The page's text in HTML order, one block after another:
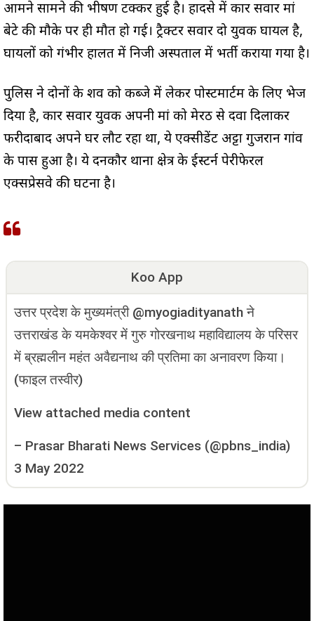
आमने सामने की भीषण टक्कर हुई है। हादसे में कार सवार मां
बेटे की मौके पर ही मौत हो गई। ट्रैक्टर सवार दो युवक घायल है,
घायलों को गंभीर हालत में निजी अस्पताल में भर्ती कराया गया है।
पुलिस ने दोनों के शव को कब्जे में लेकर पोस्टमार्टम के लिए भेज
दिया है, कार सवार युवक अपनी मां को मेरठ से दवा दिलाकर
फरीदाबाद अपने घर लौट रहा था, ये एक्सीडेंट अट्टा गुजरान गांव
के पास हुआ है। ये दनकौर थाना क्षेत्र के ईस्टर्न पेरीफेरल
एक्सप्रेसवे की घटना है।
Koo App
उत्तर प्रदेश के मुख्यमंत्री @myogiadityanath ने
उत्तराखंड के यमकेश्वर में गुरु गोरखनाथ महाविद्यालय के परिसर
में ब्रह्म‍लीन महंत अवैद्यनाथ की प्रतिमा का अनावरण किया।
(फाइल तस्वीर)
View attached media content
– Prasar Bharati News Services (@pbns_india)
3 May 2022